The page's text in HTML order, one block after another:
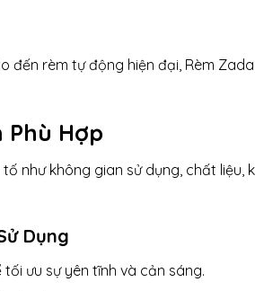
đến rèm tự động hiện đại, Rèm Zada
Phù Hợp
như không gian sử dụng, chất liệu,
Dụng
ưu sự yên tĩnh và cản sáng.